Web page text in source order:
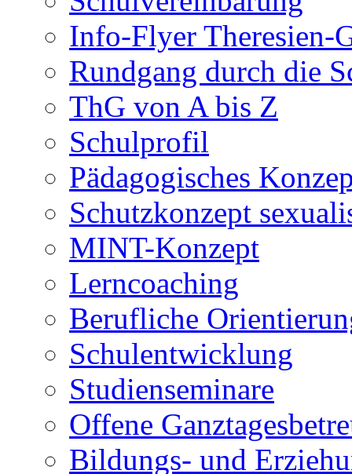
Info-Flyer Theresien-
Rundgang durch die
ThG von A bis Z
Schulprofil
Pädagogisches
Schutzkonzept
MINT-Konzept
Lerncoaching
Berufliche
Schulentwicklung
Studienseminare
Offene
Bildungs- und